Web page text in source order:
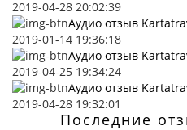
2019-04-28 20:02:39
Аудио отзыв
2019-01-14 19:36:18
Аудио отзыв
2019-04-25 19:34:24
Аудио отзыв
2019-04-28 19:32:01
Последние